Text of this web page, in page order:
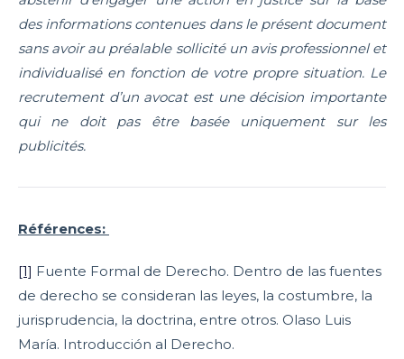
des informations contenues dans le présent document
sans avoir au préalable sollicité un avis professionnel et
individualisé en fonction de votre propre situation. Le
recrutement d’un avocat est une décision importante
qui ne doit pas être basée uniquement sur les
publicités.
Références:
[1] Fuente Formal de Derecho. Dentro de las fuentes
de derecho se consideran las leyes, la costumbre, la
jurisprudencia, la doctrina, entre otros. Olaso Luis
María. Introducción al Derecho.